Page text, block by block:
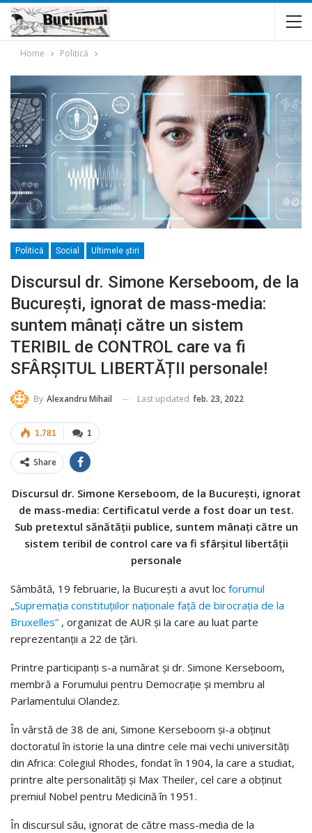
Home Politică
Politică Social Ultimele ştiri
Discursul dr. Simone Kerseboom, de la
București, ignorat de mass-media:
suntem mânați către un sistem
TERIBIL de CONTROL care va fi
SFÂRȘITUL LIBERTĂȚII personale!
By Alexandru Mihail Last updated feb. 23, 2022
1
1.781
Share
Discursul dr. Simone Kerseboom, de la București, ignorat
de mass-media: Certificatul verde a fost doar un test.
Sub pretextul sănătății publice, suntem mânați către un
sistem teribil de control care va fi sfârșitul libertății
personale
Sâmbătă, 19 februarie, la București a avut loc forumul
„Supremația constituțiilor naționale față de birocrația de la
Bruxelles” , organizat de AUR și la care au luat parte
reprezentanții a 22 de țări.
Printre participanți s-a numărat și dr. Simone Kerseboom,
membră a Forumului pentru Democrație și membru al
Parlamentului Olandez.
În vârstă de 38 de ani, Simone Kerseboom și-a obținut
doctoratul în istorie la una dintre cele mai vechi universități
din Africa: Colegiul Rhodes, fondat în 1904, la care a studiat,
printre alte personalități și Max Theiler, cel care a obținut
premiul Nobel pentru Medicină în 1951.
În discursul său, ignorat de către mass-media de la